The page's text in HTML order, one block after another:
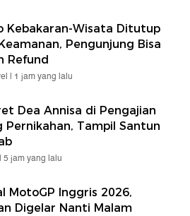
Kebakaran-Wisata Ditutup
Pengunjung Bisa
Refund
| 1 jam yang lalu
Dea Annisa di Pengajian
Pernikahan, Tampil Santun
5 jam yang lalu
MotoGP Inggris 2026,
Digelar Nanti Malam